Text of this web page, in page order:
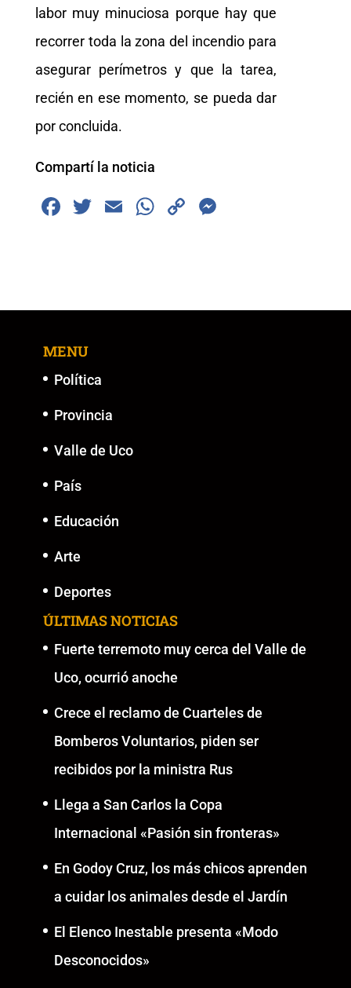
labor muy minuciosa porque hay que
recorrer toda la zona del incendio para
asegurar perímetros y que la tarea,
recién en ese momento, se pueda dar
por concluida.
Compartí la noticia
F
b
o
k
T
E
W
A
C
Li n
MENU
Política
Provincia
Valle de Uco
País
Educación
Arte
Deportes
ÚLTIMAS NOTICIAS
Fuerte terremoto muy cerca del Valle de
Uco, ocurrió anoche
Crece el reclamo de Cuarteles de
Bomberos Voluntarios, piden ser
recibidos por la ministra Rus
Llega a San Carlos la Copa
Internacional «Pasión sin fronteras»
En Godoy Cruz, los más chicos aprenden
a cuidar los animales desde el Jardín
El Elenco Inestable presenta «Modo
Desconocidos»